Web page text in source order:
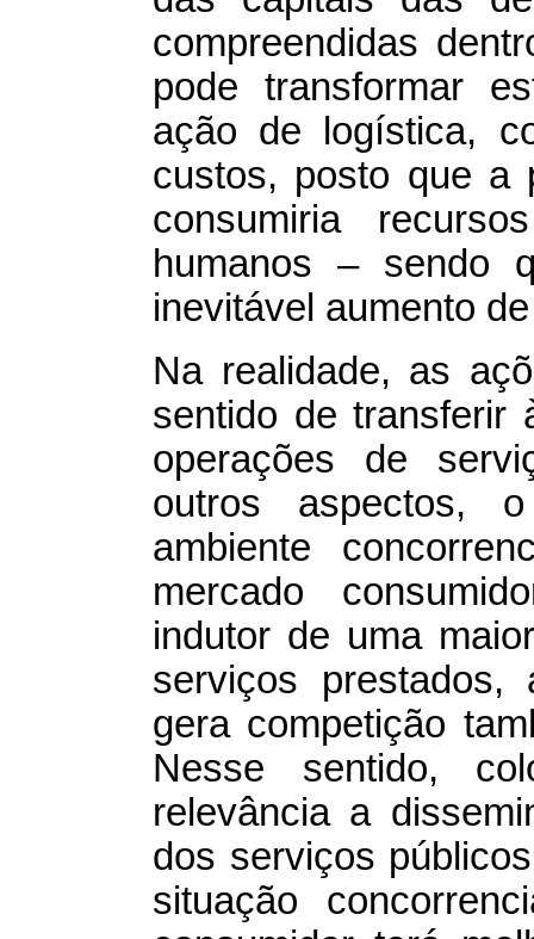
compreendidas
pode transformar
ação de logística,
custos, posto que a
consumiria
humanos – sendo
inevitável aumento
Na realidade, as
sentido de transferir
operações de
outros aspectos,
ambiente
mercado
indutor de uma
serviços
gera competição
Nesse sentido,
relevância a
dos serviços
situação